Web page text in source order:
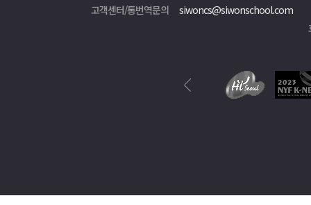
고객센터/통번역문의
siwoncs@siwonschool.com